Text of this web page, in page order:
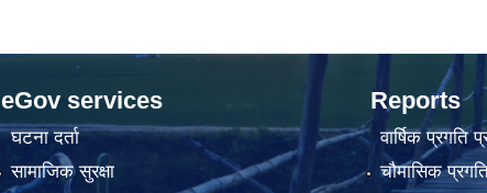
eGov services
घटना दर्ता
सामाजिक सुरक्षा
Reports
वार्षिक प्रगति
चौमासिक